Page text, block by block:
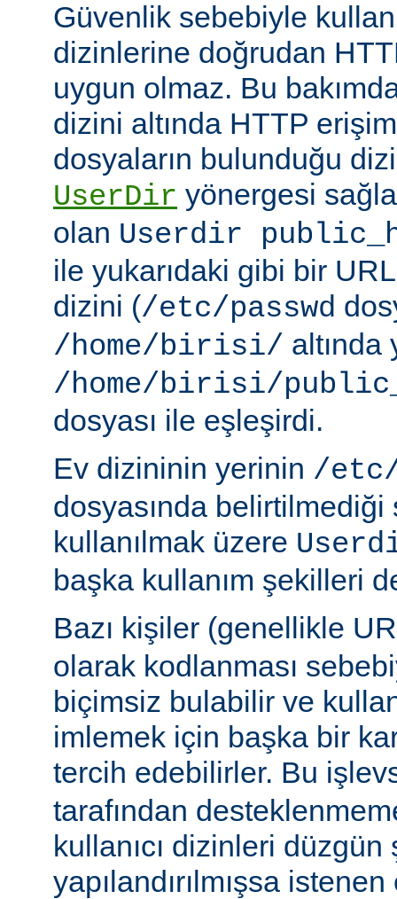
Güvenlik sebebiyle
dizinlerine doğrudan
uygun olmaz. Bu
dizini altında HTTP
dosyaların bulunduğu
UserDir yönergesi
olan Userdir
ile yukarıdaki gibi bir URL
dizini (/etc/passwd
/home/birisi/ altında
/home/birisi/
dosyası ile eşleşirdi.
Ev dizininin yerinin /etc/
dosyasında belirtilmediği
kullanılmak üzere
başka kullanım şekilleri
Bazı kişiler (genellikle
olarak kodlanması
biçimsiz bulabilir ve
imlemek için başka bir
tercih edebilirler. Bu
tarafından
kullanıcı dizinleri düzgün
yapılandırılmışsa